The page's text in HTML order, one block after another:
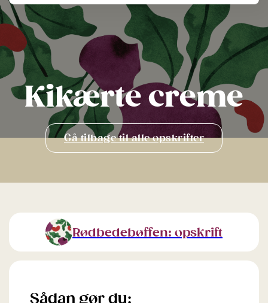
Kikærte creme
Gå tilbage til alle opskrifter
Rødbedebøffen: opskrift
Sådan gør du: